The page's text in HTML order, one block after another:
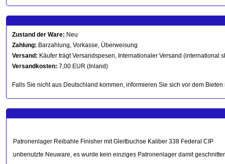
Zustand der Ware: Neu
Zahlung: Barzahlung, Vorkasse, Überweisung
Versand: Käufer trägt Versandspesen, Internationaler Versand (international
Versandkosten: 7,00 EUR (Inland)
Falls Sie nicht aus Deutschland kommen, informieren Sie sich vor dem
Patronenlager Reibahle Finisher mit Gleitbuchse Kaliber 338 Federal CIP
unbenutzte Neuware, es wurde kein einziges Patronenlager damit